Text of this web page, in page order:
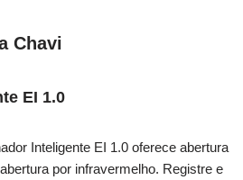
Chavi
EI 1.0
Inteligente EI 1.0 oferece abertura
por infravermelho. Registre e